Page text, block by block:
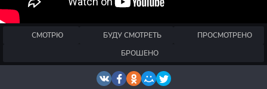
СМОТРЮ БУДУ СМОТРЕТЬ
ПРОСМОТРЕНО
БРОШЕНО